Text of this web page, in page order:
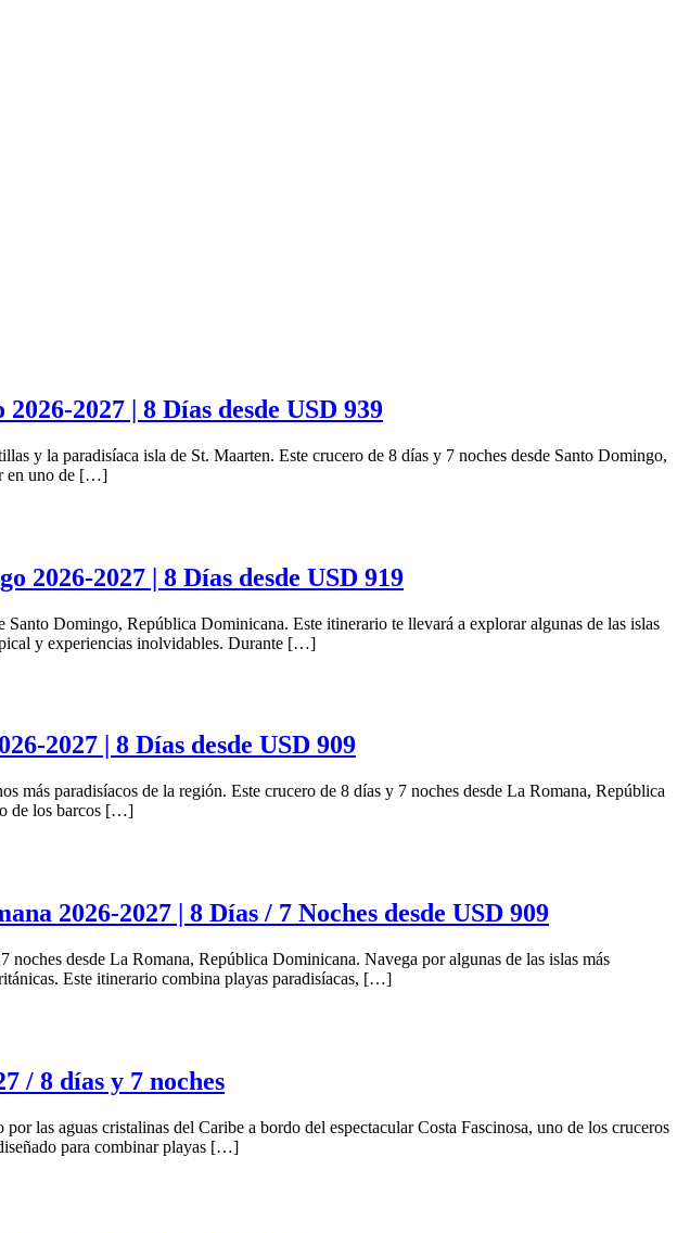
2027 | 8 Días desde USD 939
y la paradisíaca isla de St. Maarten. Este crucero de 8 días y 7 noches desde Santo Domingo,
en uno de […]
2026-2027 | 8 Días desde USD 919
Domingo, República Dominicana. Este itinerario te llevará a explorar algunas de las islas
y experiencias inolvidables. Durante […]
2027 | 8 Días desde USD 909
más paradisíacos de la región. Este crucero de 8 días y 7 noches desde La Romana, República
de los barcos […]
2026-2027 | 8 Días / 7 Noches desde USD 909
desde La Romana, República Dominicana. Navega por algunas de las islas más
Este itinerario combina playas paradisíacas, […]
/ 8 días y 7 noches
las aguas cristalinas del Caribe a bordo del espectacular Costa Fascinosa, uno de los cruceros
para combinar playas […]